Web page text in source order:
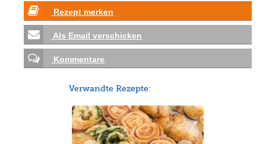
Rezept merken
Als Email verschicken
Kommentare
Verwandte Rezepte: